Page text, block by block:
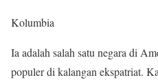
Kolumbia
Ia adalah salah satu negara di
populer di kalangan ekspatriat.